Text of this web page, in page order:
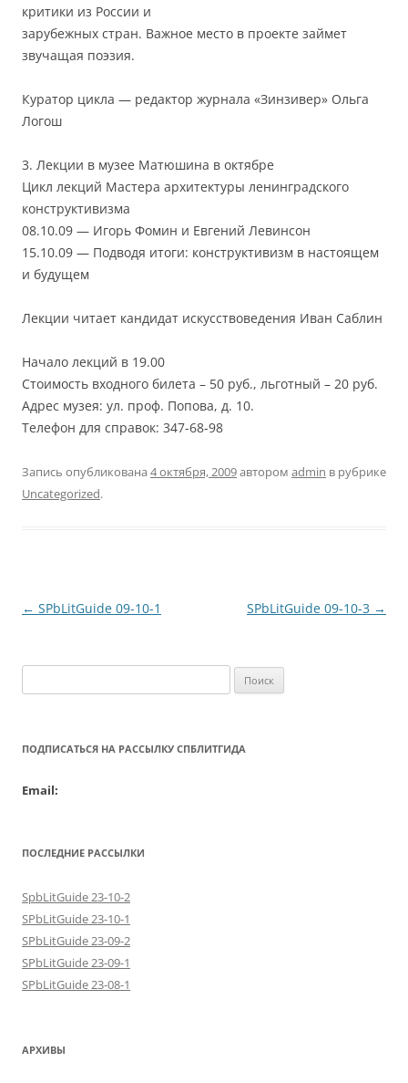
критики из России и
зарубежных стран. Важное место в проекте займет
звучащая поэзия.
Куратор цикла — редактор журнала «Зинзивер» Ольга
Логош
3. Лекции в музее Матюшина в октябре
Цикл лекций Мастера архитектуры ленинградского
конструктивизма
08.10.09 — Игорь Фомин и Евгений Левинсон
15.10.09 — Подводя итоги: конструктивизм в настоящем
и будущем
Лекции читает кандидат искусствоведения Иван Саблин
Начало лекций в 19.00
Стоимость входного билета – 50 руб., льготный – 20 руб.
Адрес музея: ул. проф. Попова, д. 10.
Телефон для справок: 347-68-98
Запись опубликована 4 октября, 2009автором admin в рубрике
Uncategorized.
Навигация
← SPbLitGuide 09-10-1 SPbLitGuide 09-10-3 →
ПОДПИСАТЬСЯ НА РАССЫЛКУ СПБЛИТГИДА
Email:
ПОСЛЕДНИЕ РАССЫЛКИ
SpbLitGuide 23-10-2
SPbLitGuide 23-10-1
SPbLitGuide 23-09-2
SPbLitGuide 23-09-1
SPbLitGuide 23-08-1
АРХИВЫ